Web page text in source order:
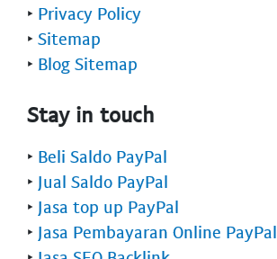
‣ Privacy Policy
‣ Sitemap
‣ Blog Sitemap
Stay in touch
‣ Beli Saldo PayPal
‣ Jual Saldo PayPal
‣ Jasa top up PayPal
‣ Jasa Pembayaran Online PayPal